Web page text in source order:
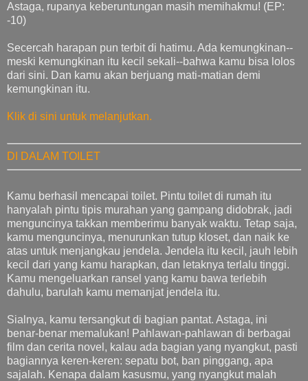
Astaga, rupanya keberuntungan masih memihakmu! (EP:
-10)
Secercah harapan pun terbit di hatimu. Ada kemungkinan--
meski kemungkinan itu kecil sekali--bahwa kamu bisa lolos
dari sini. Dan kamu akan berjuang mati-matian demi
kemungkinan itu.
Klik di sini untuk melanjutkan.
DI DALAM TOILET
Kamu berhasil mencapai toilet. Pintu toilet di rumah itu
hanyalah pintu tipis murahan yang gampang didobrak, jadi
menguncinya takkan memberimu banyak waktu. Tetap saja,
kamu menguncinya, menurunkan tutup kloset, dan naik ke
atas untuk menjangkau jendela. Jendela itu kecil, jauh lebih
kecil dari yang kamu harapkan, dan letaknya terlalu tinggi.
Kamu mengeluarkan ransel yang kamu bawa terlebih
dahulu, barulah kamu memanjat jendela itu.
Sialnya, kamu tersangkut di bagian pantat. Astaga, ini
benar-benar memalukan! Pahlawan-pahlawan di berbagai
film dan cerita novel, kalau ada bagian yang nyangkut, pasti
bagiannya keren-keren: sepatu bot, ban pinggang, apa
sajalah. Kenapa dalam kasusmu, yang nyangkut malah